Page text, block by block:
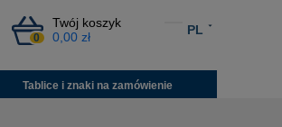
Twój koszyk
0 0,00 zł
PL
Tablice i znaki na zamówienie